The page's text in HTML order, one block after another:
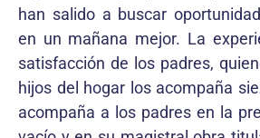
han salido a buscar
en un mañana mejor. La
satisfacción de los padres,
hijos del hogar los acompaña
acompaña a los padres en la